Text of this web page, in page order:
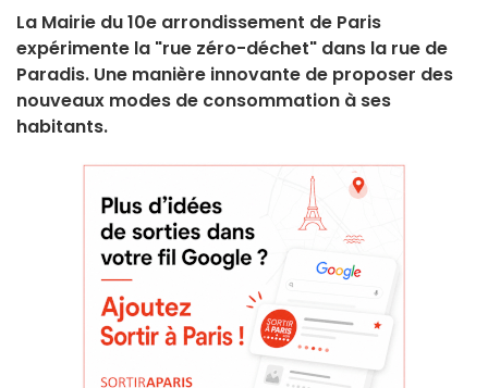
La Mairie du 10e arrondissement de Paris
expérimente la "rue zéro-déchet" dans la rue de
Paradis. Une manière innovante de proposer des
nouveaux modes de consommation à ses
habitants.